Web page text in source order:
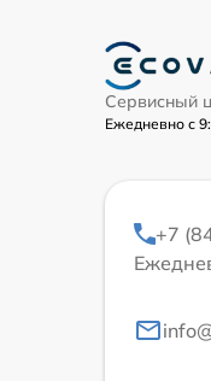
Сервисный
Ежедневно с
+7